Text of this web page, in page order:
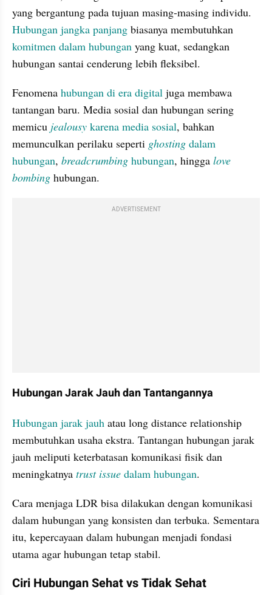
Hubungan jangka panjang
komitmen dalam hubungan yang kuat, sedangkan
hubungan santai cenderung lebih fleksibel.
Fenomena hubungan di era digital juga membawa
tantangan baru. Media sosial dan hubungan sering
memicu jealousy karena media sosial, bahkan
memunculkan perilaku seperti ghosting dalam
hubungan, breadcrumbing hubungan, hingga love
bombing hubungan.
ADVERTISEMENT
Hubungan Jarak Jauh dan Tantangannya
Hubungan jarak jauh atau long distance relationship
membutuhkan usaha ekstra. Tantangan hubungan jarak
jauh meliputi keterbatasan komunikasi fisik dan
meningkatnya trust issue dalam hubungan.
Cara menjaga LDR bisa dilakukan dengan komunikasi
dalam hubungan yang konsisten dan terbuka. Sementara
itu, kepercayaan dalam hubungan menjadi fondasi
utama agar hubungan tetap stabil.
Ciri Hubungan Sehat vs Tidak Sehat